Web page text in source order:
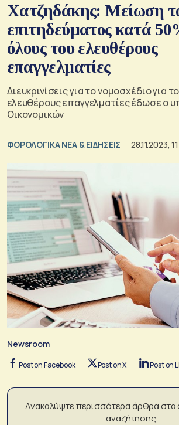
Χατζηδάκης: Mείωση
επιτηδεύματος κατά
όλους του ελευθέρους
επαγγελματίες
Διευκρινίσεις για το νομοσχέδιο για
ελευθέρους επαγγελματίες έδωσε ο
Οικονομικών
ΦΟΡΟΛΟΓΙΚΑ ΝΕΑ & EΙΔΗΣΕΙΣ 28.11.2023,
Newsroom
Post on Facebook Post on X Post on
Ανακαλύψτε περισσότερα άρθρα στα
αναζήτησης